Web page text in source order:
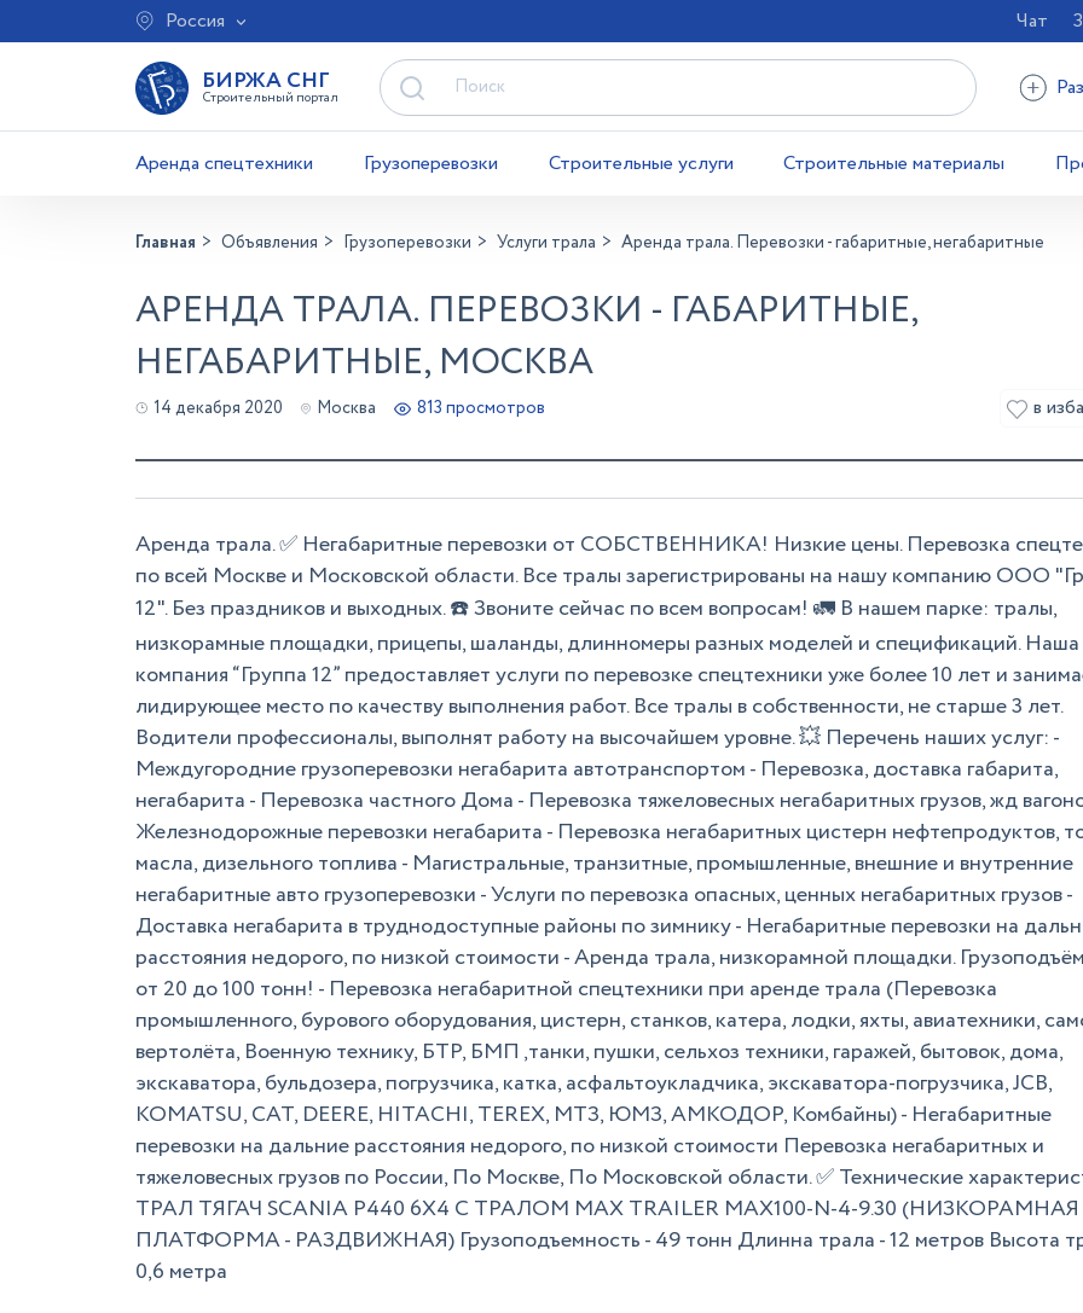
Россия Чат
БИРЖА СНГ
Строительный портал
Аренда спецтехники Грузоперевозки Строительные услуги Строительные материалы
Главная Объявления Грузоперевозки Услуги трала Аренда трала. Перевозки - габаритные, негабаритные
АРЕНДА ТРАЛА. ПЕРЕВОЗКИ - ГАБАРИТНЫЕ,
НЕГАБАРИТНЫЕ, МОСКВА
14 декабря 2020 Москва 813 просмотров в
Аренда трала. ✅ Негабаритные перевозки от СОБСТВЕННИКА! Низкие цены. Перевозка
по всей Москве и Московской области. Все тралы зарегистрированы на нашу компанию ООО
12". Без праздников и выходных. ☎️ Звоните сейчас по всем вопросам! 🚛 В нашем парке: тралы,
низкорамные площадки, прицепы, шаланды, длинномеры разных моделей и спецификаций. Наша
компания “Группа 12” предоставляет услуги по перевозке спецтехники уже более 10 лет и
лидирующее место по качеству выполнения работ. Все тралы в собственности, не старше 3 лет.
Водители профессионалы, выполнят работу на высочайшем уровне. 💥 Перечень наших услуг: -
Междугородние грузоперевозки негабарита автотранспортом - Перевозка, доставка габарита,
негабарита - Перевозка частного Дома - Перевозка тяжеловесных негабаритных грузов, жд
Железнодорожные перевозки негабарита - Перевозка негабаритных цистерн нефтепродуктов,
масла, дизельного топлива - Магистральные, транзитные, промышленные, внешние и внутренние
негабаритные авто грузоперевозки - Услуги по перевозка опасных, ценных негабаритных грузов -
Доставка негабарита в труднодоступные районы по зимнику - Негабаритные перевозки на
расстояния недорого, по низкой стоимости - Аренда трала, низкорамной площадки.
от 20 до 100 тонн! - Перевозка негабаритной спецтехники при аренде трала (Перевозка
промышленного, бурового оборудования, цистерн, станков, катера, лодки, яхты, авиатехники,
вертолёта, Военную технику, БТР, БМП ,танки, пушки, сельхоз техники, гаражей, бытовок, дома,
экскаватора, бульдозера, погрузчика, катка, асфальтоукладчика, экскаватора-погрузчика, JCB,
KOMATSU, CAT, DEERE, HITACHI, TEREX, МТЗ, ЮМЗ, АМКОДОР, Комбайны) - Негабаритные
перевозки на дальние расстояния недорого, по низкой стоимости Перевозка негабаритных и
тяжеловесных грузов по России, По Москве, По Московской области. ✅ Технические
ТРАЛ ТЯГАЧ SCANIA P440 6X4 С ТРАЛОМ MAX TRAILER MAX100-N-4-9.30 (НИЗКОРАМНАЯ
ПЛАТФОРМА - РАЗДВИЖНАЯ) Грузоподъемность - 49 тонн Длинна трала - 12 метров Высота
0,6 метра